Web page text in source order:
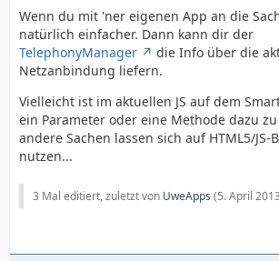
Wenn du mit 'ner eigenen App an die
natürlich einfacher. Dann kann dir der
TelephonyManager
die Info über die
Netzanbindung liefern.
Vielleicht ist im aktuellen JS auf dem
ein Parameter oder eine Methode dazu
andere Sachen lassen sich auf HTML5/JS-
nutzen...
3 Mal editiert, zuletzt von UweApps (5. April